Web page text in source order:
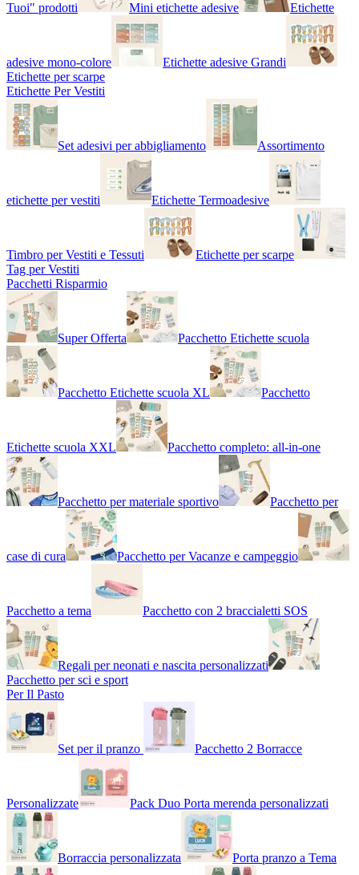
Tuoi" prodotti Mini etichette adesive Etichette
adesive mono-colore
Etichette adesive Grandi
Etichette per scarpe
Etichette Per Vestiti
Set adesivi per abbigliamento Assortimento
etichette per vestiti Etichette Termoadesive
Timbro per Vestiti e Tessuti
Etichette per scarpe
Tag per Vestiti
Pacchetti Risparmio
Super Offerta Pacchetto Etichette scuola
Pacchetto Etichette scuola XL Pacchetto
Etichette scuola XXL Pacchetto completo: all-in-one
Pacchetto per materiale sportivo Pacchetto per
case di cura Pacchetto per Vacanze e campeggio
Pacchetto a tema Pacchetto con 2 braccialetti SOS
Regali per neonati e nascita personalizzati
Pacchetto per sci e sport
Per Il Pasto
Set per il pranzo Pacchetto 2 Borracce
Personalizzate Pack Duo Porta merenda personalizzati
Borraccia personalizzata Porta pranzo a Tema